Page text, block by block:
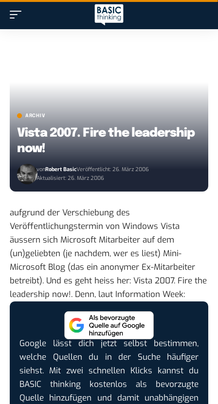
ARCHIV
Vista 2007. Fire the leadership
now!
vonRobert BasicVeröffentlicht: 26. März 2006
Aktualisiert: 26. März 2006
aufgrund der Verschiebung des
Veröffentlichungstermin von Windows Vista
äussern sich Microsoft Mitarbeiter auf dem
(un)geliebten (je nachdem, wer es liest) Mini-
Microsoft Blog (das ein anonymer Ex-Mitarbeiter
betreibt). Und es geht heiss her: Vista 2007. Fire the
leadership now!. Denn, laut Information Week:
Google lässt dich jetzt selbst bestimmen,
welche Quellen du in der Suche häufiger
siehst. Mit zwei schnellen Klicks kannst du
BASIC thinking kostenlos als bevorzugte
Quelle hinzufügen und damit unabhängigen